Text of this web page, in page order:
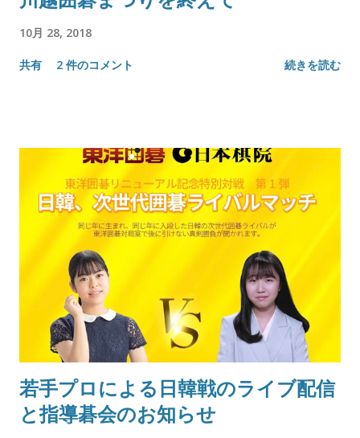
10月 28, 2018
共有 2 件のコメント 続きを読む
若手プロによる日韓戦のライブ配信
と指導碁会のお知らせ